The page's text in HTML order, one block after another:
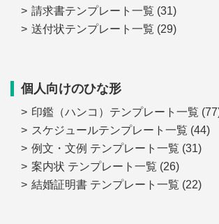
請求書テンプレート一覧 (31)
送付状テンプレート一覧 (29)
個人向けのひな形
印鑑（ハンコ）テンプレート一覧
スケジュールテンプレート一覧 (44)
例文・文例 テンプレート一覧 (31)
案内状 テンプレート一覧 (26)
結婚証明書 テンプレート一覧 (22)